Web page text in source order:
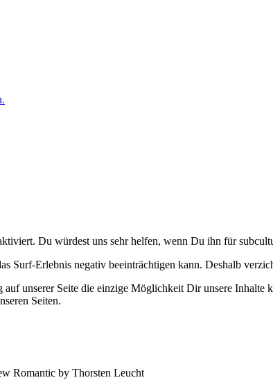
Du würdest uns sehr helfen, wenn Du ihn für
Surf-Erlebnis negativ beeinträchtigen kann. Deshalb
unserer Seite die einzige Möglichkeit Dir unsere
Seiten.
Romantic by Thorsten Leucht